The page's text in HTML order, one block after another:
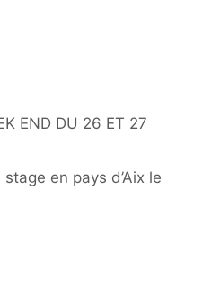
END DU 26 ET 27
en pays d’Aix le